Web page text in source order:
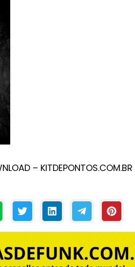
– KITDEPONTOS.COM.BR